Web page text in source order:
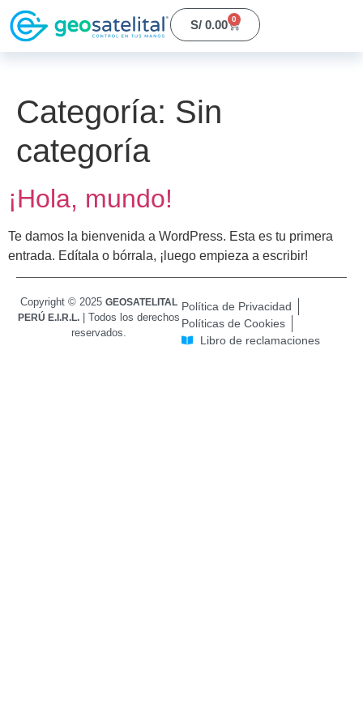
S/ 0.00 0
Categoría: Sin
categoría
¡Hola, mundo!
Te damos la bienvenida a WordPress. Esta es tu primera
entrada. Edítala o bórrala, ¡luego empieza a escribir!
Copyright © 2025GEOSATELITAL
PERÚ E.I.R.L.
| Todos los derechos
reservados.
Política de Privacidad
Políticas de Cookies
Libro de reclamaciones